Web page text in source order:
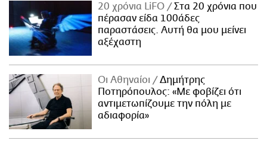
20 χρόνια LiFO
Στα 20 χρόνια που
πέρασαν είδα 100άδες
παραστάσεις. Αυτή θα μου μείνει
αξέχαστη
Οι Αθηναίοι
Δημήτρης
Ποτηρόπουλος: «Με φοβίζει ότι
αντιμετωπίζουμε την πόλη με
αδιαφορία»